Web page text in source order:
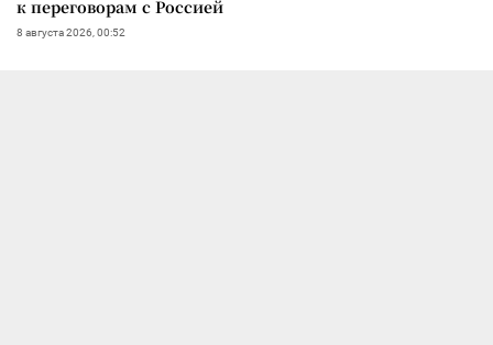
к переговорам с Россией
8 августа 2026, 00:52